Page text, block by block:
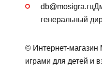
генеральный
© Интернет-магазин
играми для детей и